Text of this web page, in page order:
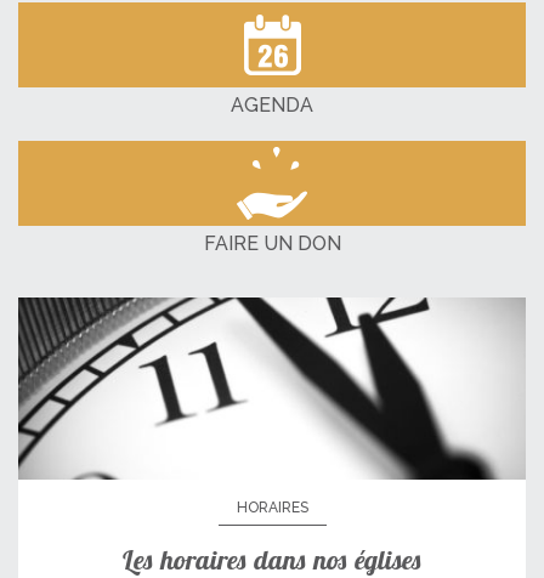
AGENDA
FAIRE UN DON
HORAIRES
Les horaires dans nos églises